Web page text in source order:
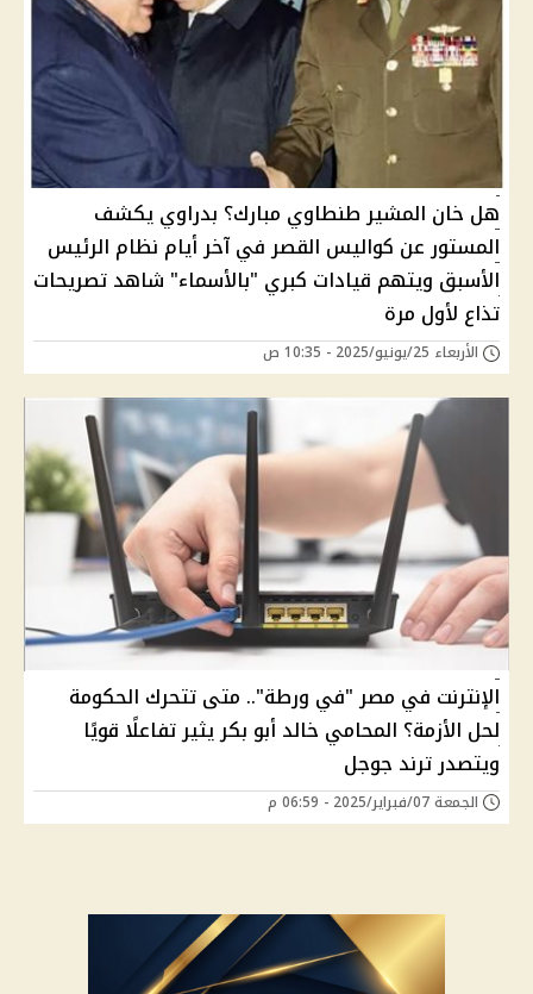
هل خان المشير طنطاوي مبارك؟ بدراوي يكشف
المستور عن كواليس القصر في آخر أيام نظام الرئيس
الأسبق ويتهم قيادات كبري "بالأسماء" شاهد تصريحات
تذاع لأول مرة
الأربعاء 25/يونيو/2025 - 10:35 ص
الإنترنت في مصر "في ورطة".. متى تتحرك الحكومة
لحل الأزمة؟ المحامي خالد أبو بكر يثير تفاعلًا قويًا
ويتصدر ترند جوجل
الجمعة 07/فبراير/2025 - 06:59 م